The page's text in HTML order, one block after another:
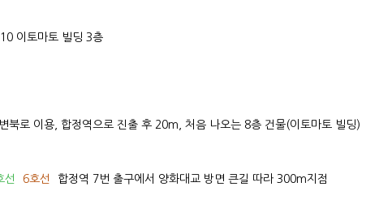
이토마토 빌딩 3층
북로 이용, 합정역으로 진출 후 20m, 처음 나오는 8층 건물(이토마토 빌딩)
선 6호선 합정역 7번 출구에서 양화대교 방면 큰길 따라 300m지점